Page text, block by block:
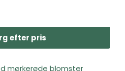
efter pris
mørkerøde blomster